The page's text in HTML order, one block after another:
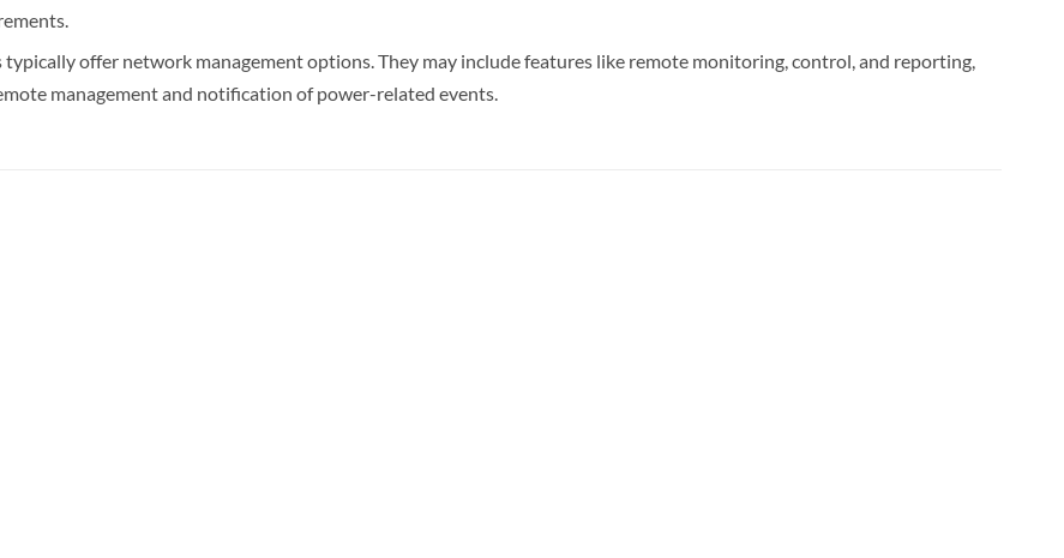
typically offer network management options. They may include features like remote monitoring, control, and reporting,
management and notification of power-related events.